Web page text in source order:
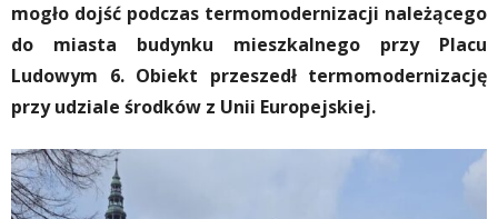
mogło dojść podczas termomodernizacji należącego
do miasta budynku mieszkalnego przy Placu
Ludowym 6. Obiekt przeszedł termomodernizację
przy udziale środków z Unii Europejskiej.